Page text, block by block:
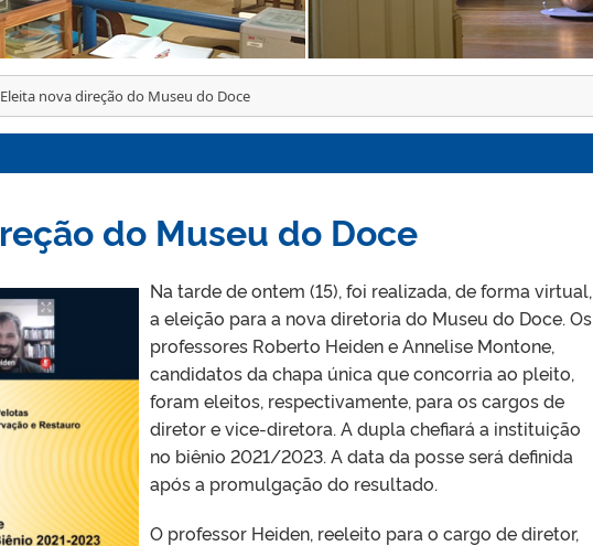
Eleita nova direção do Museu do Doce
do Museu do Doce
Na tarde de ontem (15), foi realizada, de forma virtual,
a eleição para a nova diretoria do Museu do Doce. Os
professores Roberto Heiden e Annelise Montone,
candidatos da chapa única que concorria ao pleito,
foram eleitos, respectivamente, para os cargos de
diretor e vice-diretora. A dupla chefiará a instituição
no biênio 2021/2023. A data da posse será definida
após a promulgação do resultado.
O professor Heiden, reeleito para o cargo de diretor,